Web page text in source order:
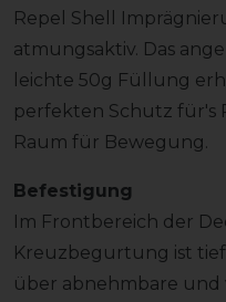
Repel Shell
atmungsaktiv. Das
leichte 50g Füllung
perfekten Schutz für's
Raum für Bewegung.
Befestigung
Im Frontbereich der
Kreuzbegurtung ist
über abnehmbare und